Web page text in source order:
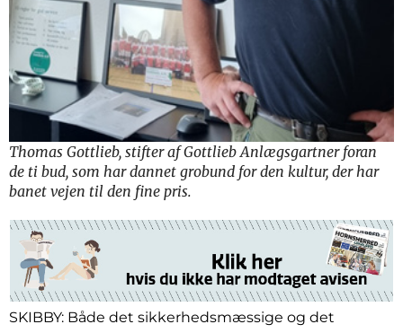
Thomas Gottlieb, stifter af Gottlieb Anlægsgartner foran
de ti bud, som har dannet grobund for den kultur, der har
banet vejen til den fine pris.
SKIBBY: Både det sikkerhedsmæssige og det